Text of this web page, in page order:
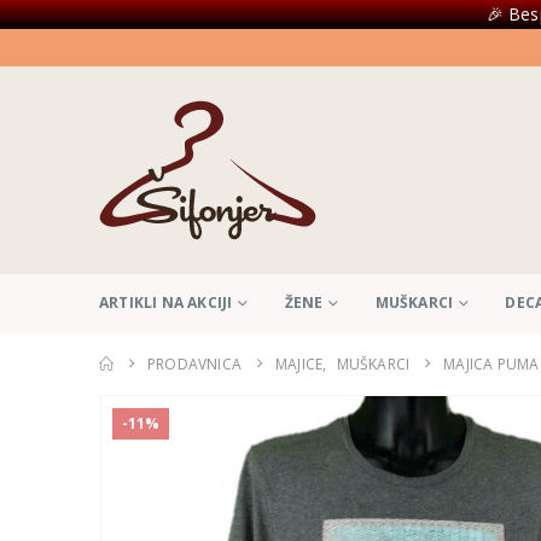
🎉
ARTIKLI NA AKCIJI ŽENE MUŠKARCI
PRODAVNICA MAJICE, MUŠKARCI MAJICA PUMA
-11%